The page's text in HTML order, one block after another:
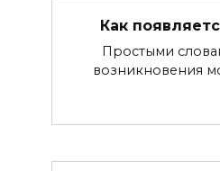
Как
Простыми
возникновения